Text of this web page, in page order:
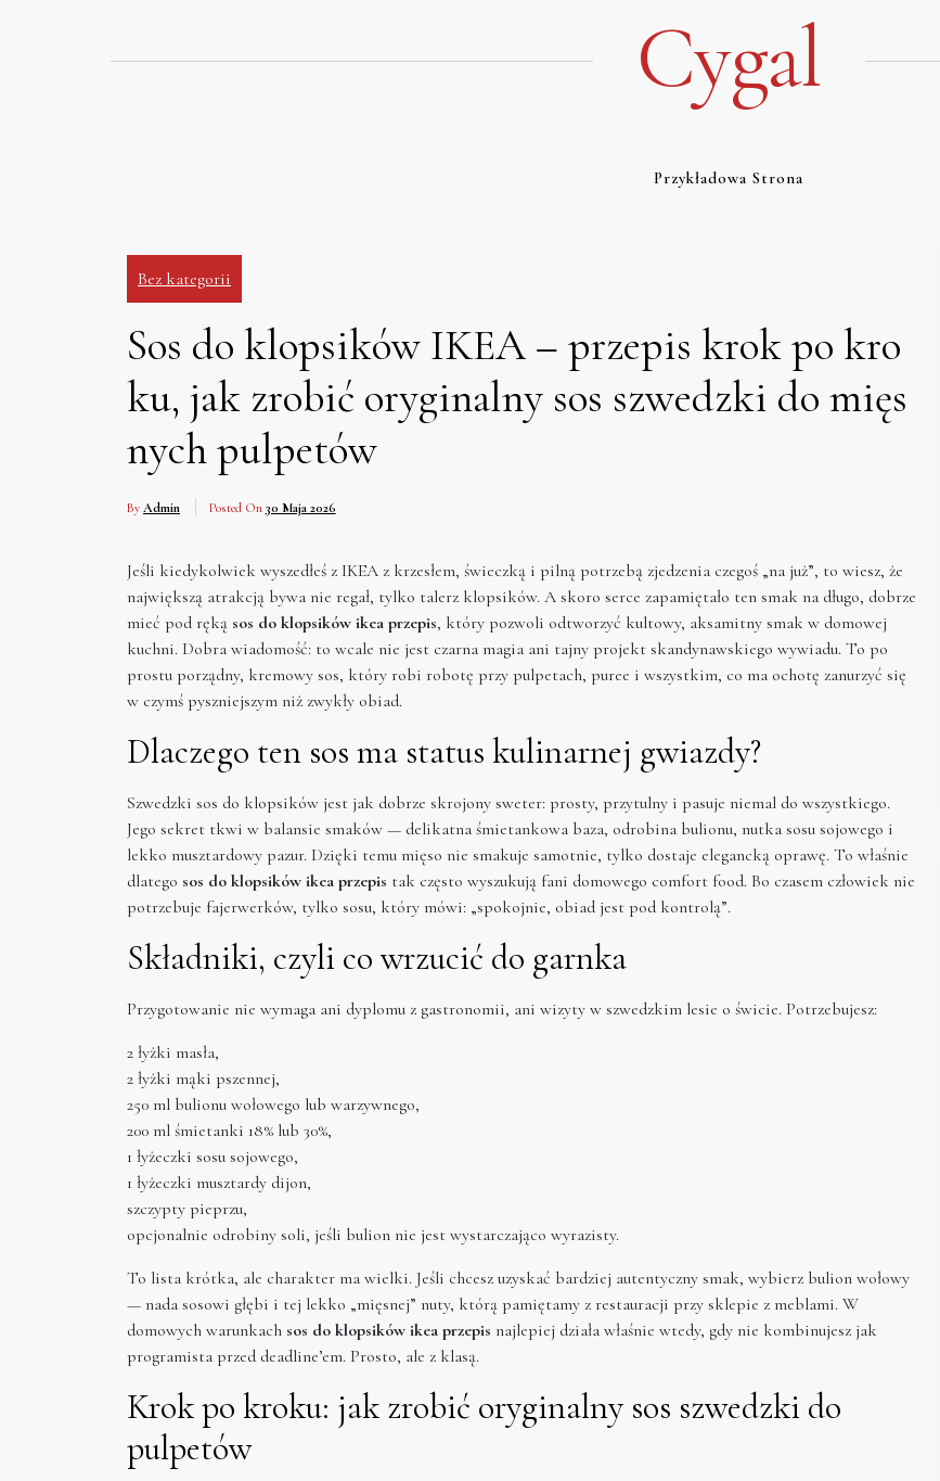
Cygal
Przykładowa Strona
Bez kategorii
Sos do klopsików IKEA – przepis krok po kro
ku, jak zrobić oryginalny sos szwedzki do mięs
nych pulpetów
By Admin Posted On 30 Maja 2026
Jeśli kiedykolwiek wyszedłeś z IKEA z krzesłem, świeczką i pilną potrzebą zjedzenia czegoś „na już”, to wiesz, że
największą atrakcją bywa nie regał, tylko talerz klopsików. A skoro serce zapamiętało ten smak na długo, dobrze
mieć pod ręką sos do klopsików ikea przepis, który pozwoli odtworzyć kultowy, aksamitny smak w domowej
kuchni. Dobra wiadomość: to wcale nie jest czarna magia ani tajny projekt skandynawskiego wywiadu. To po
prostu porządny, kremowy sos, który robi robotę przy pulpetach, puree i wszystkim, co ma ochotę zanurzyć się
w czymś pyszniejszym niż zwykły obiad.
Dlaczego ten sos ma status kulinarnej gwiazdy?
Szwedzki sos do klopsików jest jak dobrze skrojony sweter: prosty, przytulny i pasuje niemal do wszystkiego.
Jego sekret tkwi w balansie smaków — delikatna śmietankowa baza, odrobina bulionu, nutka sosu sojowego i
lekko musztardowy pazur. Dzięki temu mięso nie smakuje samotnie, tylko dostaje elegancką oprawę. To właśnie
dlatego sos do klopsików ikea przepis tak często wyszukują fani domowego comfort food. Bo czasem człowiek nie
potrzebuje fajerwerków, tylko sosu, który mówi: „spokojnie, obiad jest pod kontrolą”.
Składniki, czyli co wrzucić do garnka
Przygotowanie nie wymaga ani dyplomu z gastronomii, ani wizyty w szwedzkim lesie o świcie. Potrzebujesz:
2 łyżki masła,
2 łyżki mąki pszennej,
250 ml bulionu wołowego lub warzywnego,
200 ml śmietanki 18% lub 30%,
1 łyżeczki sosu sojowego,
1 łyżeczki musztardy dijon,
szczypty pieprzu,
opcjonalnie odrobiny soli, jeśli bulion nie jest wystarczająco wyrazisty.
To lista krótka, ale charakter ma wielki. Jeśli chcesz uzyskać bardziej autentyczny smak, wybierz bulion wołowy
— nada sosowi głębi i tej lekko „mięsnej” nuty, którą pamiętamy z restauracji przy sklepie z meblami. W
domowych warunkach sos do klopsików ikea przepis najlepiej działa właśnie wtedy, gdy nie kombinujesz jak
programista przed deadline’em. Prosto, ale z klasą.
Krok po kroku: jak zrobić oryginalny sos szwedzki do
pulpetów